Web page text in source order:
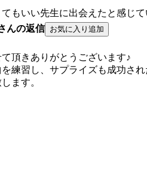
もいい先生に出会えたと感じて
んの返信
頂きありがとうございます♪
習し、サプライズも成功さ
ます。